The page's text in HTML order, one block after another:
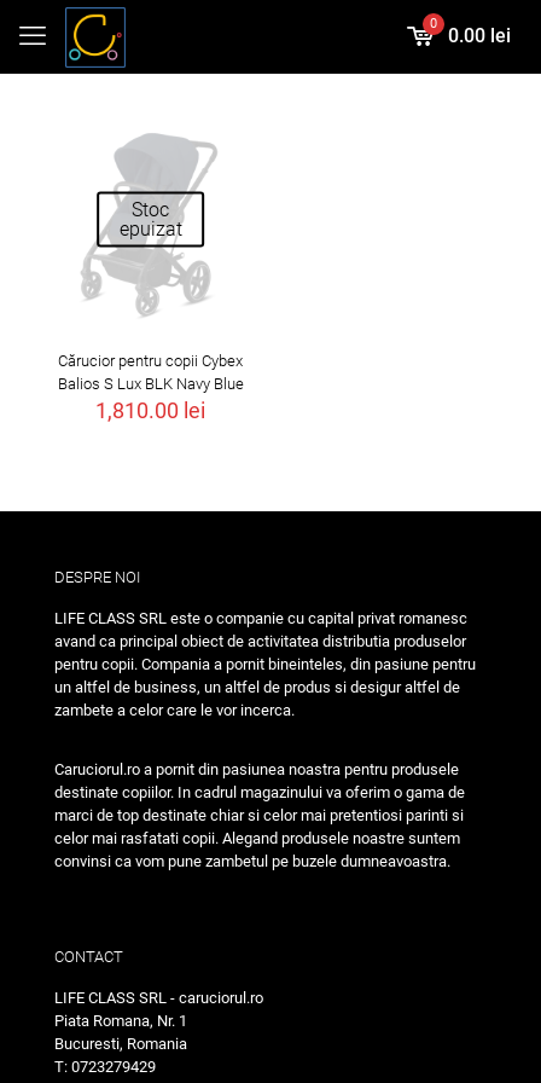
0
0.00 lei
Stoc
epuizat
Cărucior pentru copii Cybex
Balios S Lux BLK Navy Blue
1,810.00 lei
DESPRE NOI
LIFE CLASS SRL este o companie cu capital privat romanesc
avand ca principal obiect de activitatea distributia produselor
pentru copii. Compania a pornit bineinteles, din pasiune pentru
un altfel de business, un altfel de produs si desigur altfel de
zambete a celor care le vor incerca.
Caruciorul.ro a pornit din pasiunea noastra pentru produsele
destinate copiilor. In cadrul magazinului va oferim o gama de
marci de top destinate chiar si celor mai pretentiosi parinti si
celor mai rasfatati copii. Alegand produsele noastre suntem
convinsi ca vom pune zambetul pe buzele dumneavoastra.
CONTACT
LIFE CLASS SRL - caruciorul.ro
Piata Romana, Nr. 1
Bucuresti, Romania
T: 0723279429